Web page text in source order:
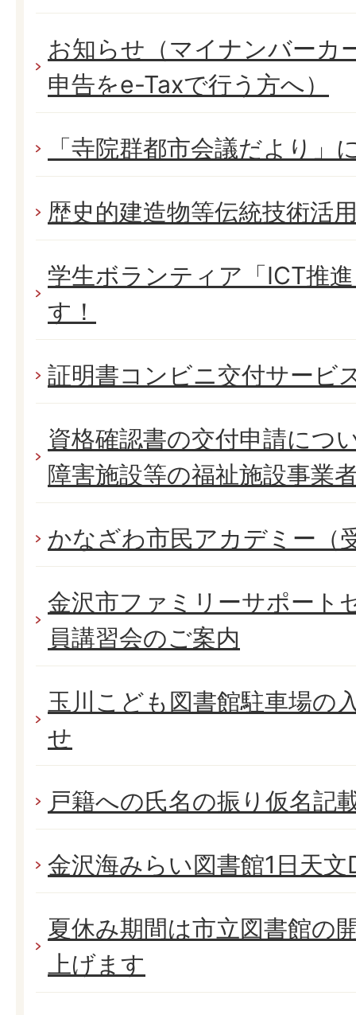
お知らせ（マイナンバーカ
申告をe-Taxで行う方へ）
「寺院群都市会議だより」
歴史的建造物等伝統技術活
学生ボランティア「ICT推
す！
証明書コンビニ交付サービ
資格確認書の交付申請につ
障害施設等の福祉施設事業
かなざわ市民アカデミー（
金沢市ファミリーサポート
員講習会のご案内
玉川こども図書館駐車場の
せ
戸籍への氏名の振り仮名記
金沢海みらい図書館1日天文
夏休み期間は市立図書館の
上げます